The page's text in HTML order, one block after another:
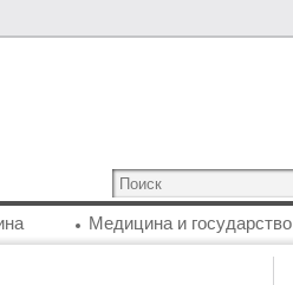
Медицина и государство